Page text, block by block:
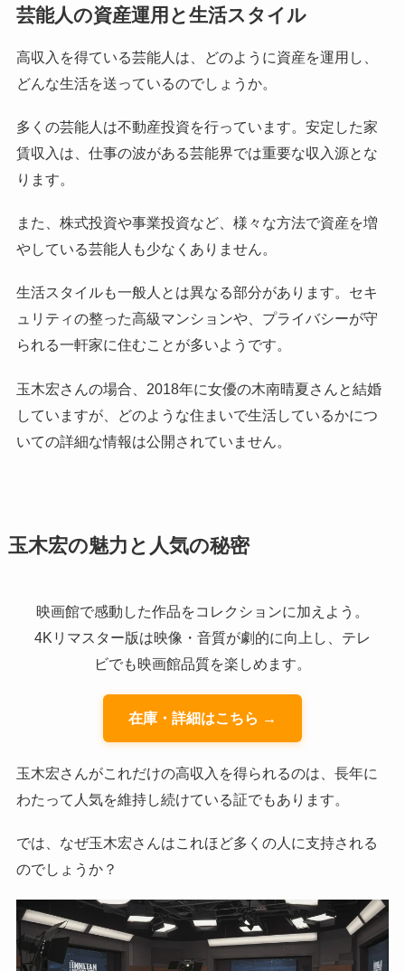
芸能人の資産運用と生活スタイル
高収入を得ている芸能人は、どのように資産を運用し、
どんな生活を送っているのでしょうか。
多くの芸能人は不動産投資を行っています。安定した家
賃収入は、仕事の波がある芸能界では重要な収入源とな
ります。
また、株式投資や事業投資など、様々な方法で資産を増
やしている芸能人も少なくありません。
生活スタイルも一般人とは異なる部分があります。セキ
ュリティの整った高級マンションや、プライバシーが守
られる一軒家に住むことが多いようです。
玉木宏さんの場合、2018年に女優の木南晴夏さんと結婚
していますが、どのような住まいで生活しているかにつ
いての詳細な情報は公開されていません。
玉木宏の魅力と人気の秘密
映画館で感動した作品をコレクションに加えよう。
4Kリマスター版は映像・音質が劇的に向上し、テレ
ビでも映画館品質を楽しめます。
在庫・詳細はこちら →
玉木宏さんがこれだけの高収入を得られるのは、長年に
わたって人気を維持し続けている証でもあります。
では、なぜ玉木宏さんはこれほど多くの人に支持される
のでしょうか？